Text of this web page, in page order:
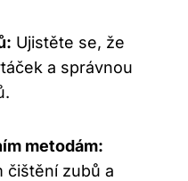
Ujistěte se, že‍
a správnou
metodám:
čištění zubů ‍a